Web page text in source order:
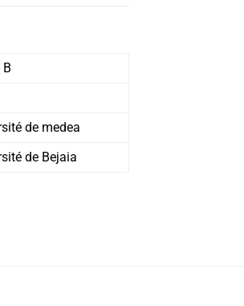
de medea
de Bejaia